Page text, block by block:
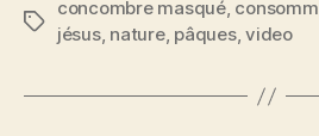
c
e
b
itt
er
ai
l
er
es
t
rt
a
g
Étiquettes
concombre masqué,
jésus, nature, pâques,video